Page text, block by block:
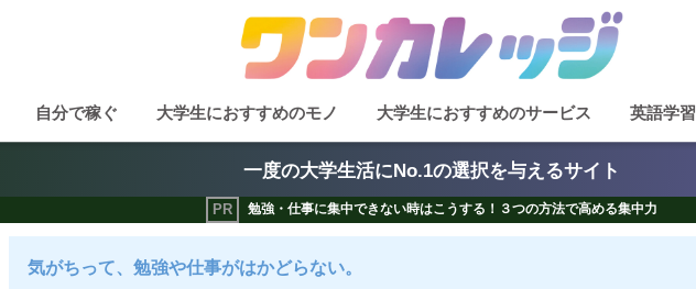
自分で稼ぐ 大学生におすすめのモノ 大学生におすすめのサービス 英語学習
一度の大学生活にNo.1の選択を与えるサイト
勉強・仕事に集中できない時はこうする！３つの方法で高める集中力
気がちって、勉強や仕事がはかどらない。